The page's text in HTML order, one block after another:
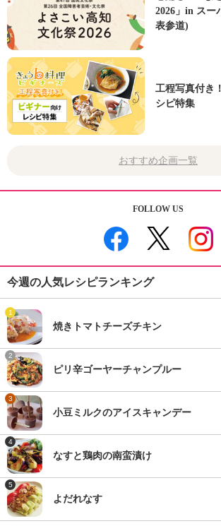
2026」in スー
表参道)
工程写真付き
シピ特集
おすすめ企画一覧
FOLLOW US
今週の人気レシピランキング
1
焼きトマトチーズチキン
2
ピリ辛ゴーヤーチャンプルー
3
小豆ミルクのアイスキャンデー
4
なすと鶏肉の南蛮漬け
5
よだれなす